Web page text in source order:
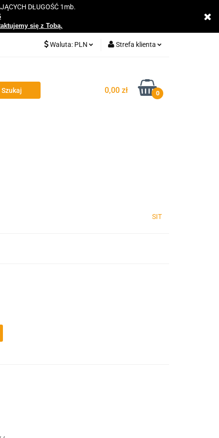
DŁUGOŚĆ 1mb.
się z Tobą.
Waluta: PLN Strefa klienta
Zarejestruj się
Dodaj zgłoszenie
0,00 zł 0
SIT